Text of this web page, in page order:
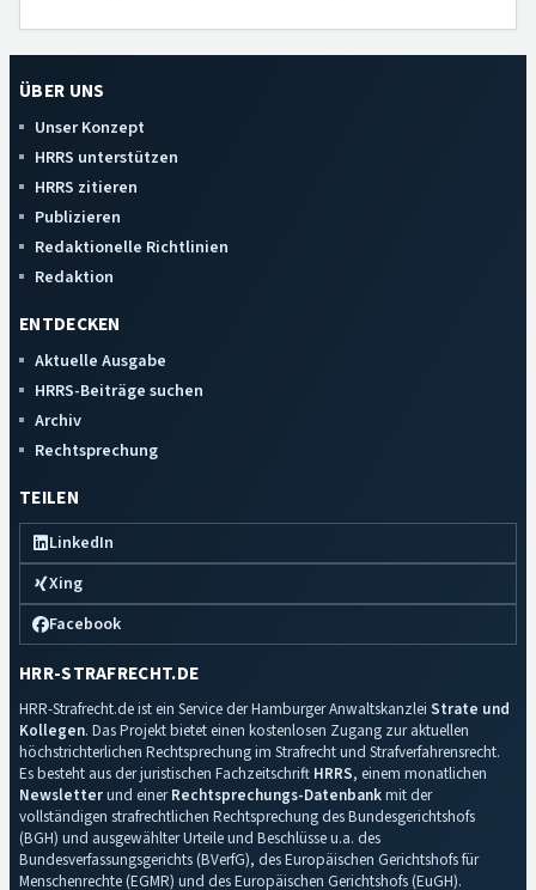
ÜBER UNS
Unser Konzept
HRRS unterstützen
HRRS zitieren
Publizieren
Redaktionelle Richtlinien
Redaktion
ENTDECKEN
Aktuelle Ausgabe
HRRS-Beiträge suchen
Archiv
Rechtsprechung
TEILEN
LinkedIn
Xing
Facebook
HRR-STRAFRECHT.DE
HRR-Strafrecht.de ist ein Service der Hamburger Anwaltskanzlei Strate und
Kollegen. Das Projekt bietet einen kostenlosen Zugang zur aktuellen
höchstrichterlichen Rechtsprechung im Strafrecht und Strafverfahrensrecht.
Es besteht aus der juristischen Fachzeitschrift HRRS, einem monatlichen
Newsletterund einerRechtsprechungs-Datenbankmit der
vollständigen strafrechtlichen Rechtsprechung des Bundesgerichtshofs
(BGH) und ausgewählter Urteile und Beschlüsse u.a. des
Bundesverfassungsgerichts (BVerfG), des Europäischen Gerichtshofs für
Menschenrechte (EGMR) und des Europäischen Gerichtshofs (EuGH).